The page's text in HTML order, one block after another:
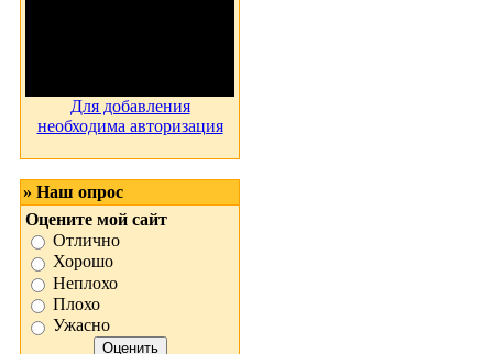
Для добавления
необходима авторизация
» Наш опрос
Оцените мой сайт
Отлично
Хорошо
Неплохо
Плохо
Ужасно